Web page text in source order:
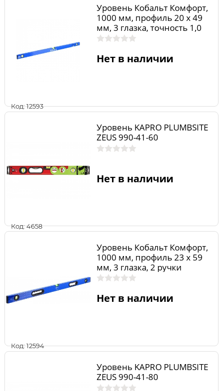
Код: 12593
Уровень Кобальт Комфорт,
1000 мм, профиль 20 x 49
мм, 3 глазка, точность 1,0
мм/м
Нет в наличии
Код: 4658
Уровень KAPRO PLUMBSITE
ZEUS 990-41-60
Нет в наличии
Код: 12594
Уровень Кобальт Комфорт,
1000 мм, профиль 23 x 59
мм, 3 глазка, 2 ручки
точность 1,0 мм/м
Нет в наличии
Уровень KAPRO PLUMBSITE
ZEUS 990-41-80